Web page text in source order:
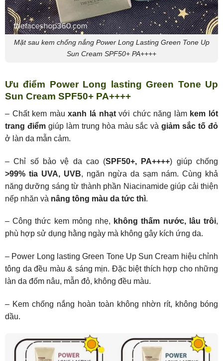
Mặt sau kem chống nắng Power Long Lasting Green Tone Up
Sun Cream SPF50+ PA++++
Ưu điểm Power Long lasting Green Tone Up
Sun Cream SPF50+ PA++++
– Chất kem màuxanh lá nhạtvới chức năng làm kem lót
trang điểmgiúp làm trung hòa màu sắc vàgiảm sắc tố đỏ
ở làn da mẫn cảm.
– Chỉ số bảo vệ da cao (SPF50+, PA++++) giúp chống
>99% tia UVA, UVB, ngăn ngừa da sạm nám. Cùng khả
năng dưỡng sáng từ thành phần Niacinamide giúp cải thiện
nếp nhăn và nâng tông màu da tức thì.
– Công thức kem mỏng nhẹ, không thấm nước, lâu trôi,
phù hợp sử dụng hằng ngày mà không gây kích ứng da.
– Power Long lasting Green Tone Up Sun Cream hiệu chỉnh
tông da đều màu & sáng mịn. Đặc biệt thích hợp cho những
làn da đốm nâu, mẫn đỏ, không đều màu.
– Kem chống nắng hoàn toàn không nhờn rít, không bóng
dầu.